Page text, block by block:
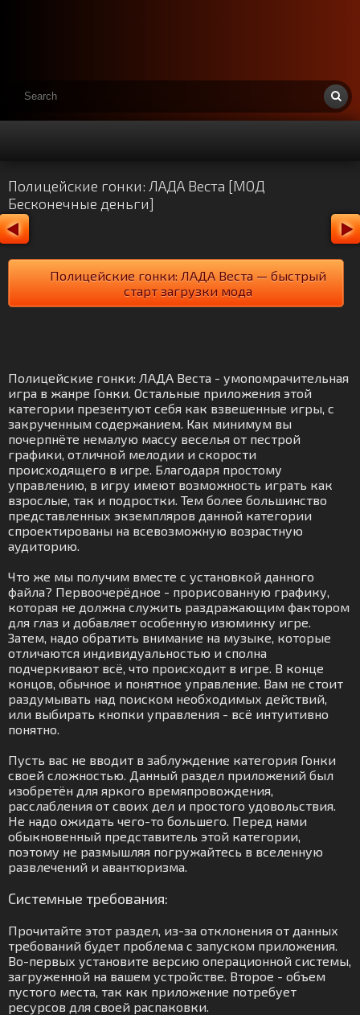
Полицейские гонки: ЛАДА Веста [МОД
Бесконечные деньги]
Полицейские гонки: ЛАДА Веста — быстрый
старт загрузки мода
Полицейские гонки: ЛАДА Веста - умопомрачительная
игра в жанре Гонки. Остальные приложения этой
категории презентуют себя как взвешенные игры, с
закрученным содержанием. Как минимум вы
почерпнёте немалую массу веселья от пестрой
графики, отличной мелодии и скорости
происходящего в игре. Благодаря простому
управлению, в игру имеют возможность играть как
взрослые, так и подростки. Тем более большинство
представленных экземпляров данной категории
спроектированы на всевозможную возрастную
аудиторию.
Что же мы получим вместе с установкой данного
файла? Первоочерёдное - прорисованную графику,
которая не должна служить раздражающим фактором
для глаз и добавляет особенную изюминку игре.
Затем, надо обратить внимание на музыке, которые
отличаются индивидуальностью и сполна
подчеркивают всё, что происходит в игре. В конце
концов, обычное и понятное управление. Вам не стоит
раздумывать над поиском необходимых действий,
или выбирать кнопки управления - всё интуитивно
понятно.
Пусть вас не вводит в заблуждение категория Гонки
своей сложностью. Данный раздел приложений был
изобретён для яркого времяпровождения,
расслабления от своих дел и простого удовольствия.
Не надо ожидать чего-то большего. Перед нами
обыкновенный представитель этой категории,
поэтому не размышляя погружайтесь в вселенную
развлечений и авантюризма.
Системные требования:
Прочитайте этот раздел, из-за отклонения от данных
требований будет проблема с запуском приложения.
Во-первых установите версию операционной системы,
загруженной на вашем устройстве. Второе - объем
пустого места, так как приложение потребует
ресурсов для своей распаковки.